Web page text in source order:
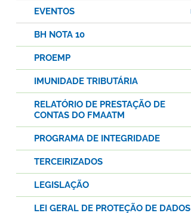
EVENTOS
BH NOTA 10
PROEMP
IMUNIDADE TRIBUTÁRIA
RELATÓRIO DE PRESTAÇÃO DE
CONTAS DO FMAATM
PROGRAMA DE INTEGRIDADE
TERCEIRIZADOS
LEGISLAÇÃO
LEI GERAL DE PROTEÇÃO DE DADOS